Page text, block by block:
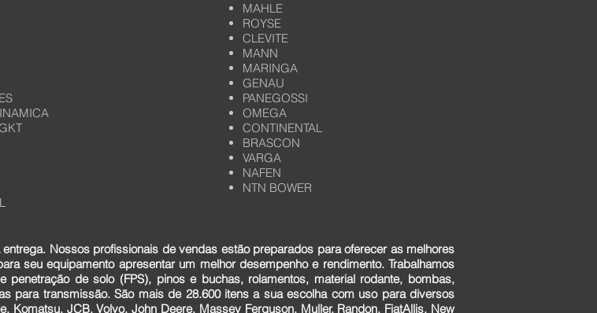
MAHLE
ROYSE
CLEVITE
MANN
MARINGA
GENAU
PANEGOSSI
OMEGA
CONTINENTAL
BRASCON
VARGA
NAFEN
NTN BOWER
Nossos profissionais de vendas estão preparados para oferecer as melhores
seu equipamento apresentar um melhor desempenho e rendimento. Trabalhamos
de solo (FPS), pinos e buchas, rolamentos, material rodante, bombas,
para transmissão. São mais de 28.600 itens a sua escolha com uso para diversos
Komatsu, JCB, Volvo, John Deere, Massey Ferguson, Muller, Randon, FiatAllis, New